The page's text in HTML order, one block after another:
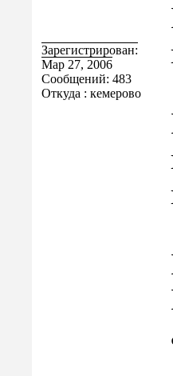
Зарегистрирован:
Мар 27, 2006
Сообщений: 483
Откуда : кемерово